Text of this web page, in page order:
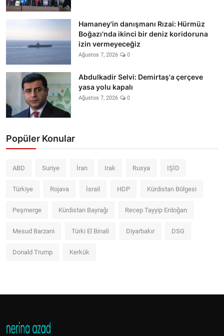
Hamaney'in danışmanı Rızai: Hürmüz
Boğazı'nda ikinci bir deniz koridoruna
izin vermeyeceğiz
Ağustos 7, 2026 0
Abdulkadir Selvi: Demirtaş'a çerçeve
yasa yolu kapalı
Ağustos 7, 2026 0
Popüler Konular
ABD Suriye İran Irak Rusya IŞİD
Türkiye Rojava İsrail HDP Kürdistan Bölgesi
Peşmerge Kürdistan Bayrağı Recep Tayyip Erdoğan
Mesud Barzani Türki El Binali Diyarbakır DSG
Donald Trump Kerkük